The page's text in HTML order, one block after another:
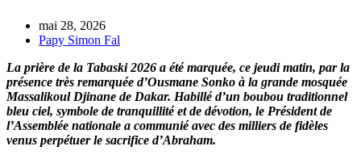
mai 28, 2026
Papy Simon Fal
La prière de la Tabaski 2026 a été marquée, ce jeudi matin, par la
présence très remarquée d’Ousmane Sonko à la grande mosquée
Massalikoul Djinane de Dakar. Habillé d’un boubou traditionnel
bleu ciel, symbole de tranquillité et de dévotion, le Président de
l’Assemblée nationale a communié avec des milliers de fidèles
venus perpétuer le sacrifice d’Abraham.